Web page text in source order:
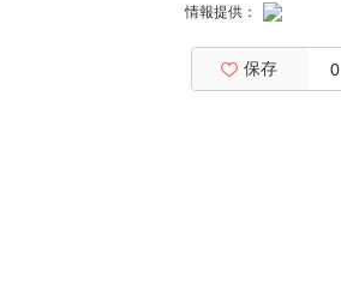
情報提供：
保存 0